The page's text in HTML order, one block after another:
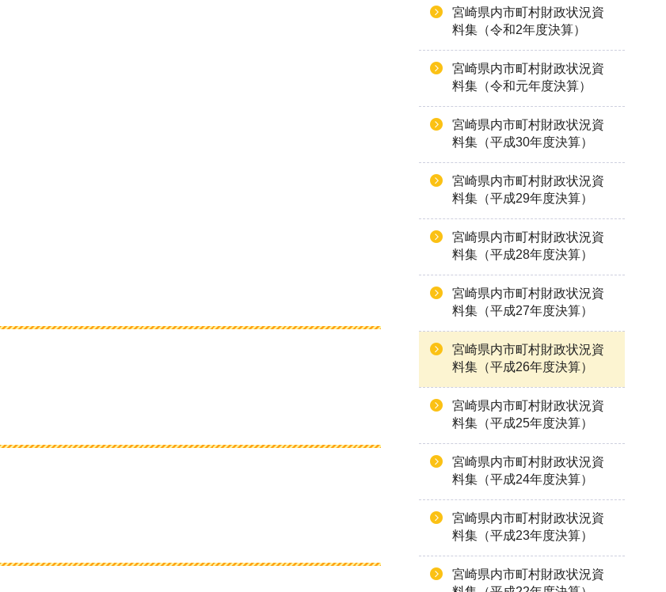
宮崎県内市町村財政状況資
料集（令和2年度決算）
宮崎県内市町村財政状況資
料集（令和元年度決算）
宮崎県内市町村財政状況資
料集（平成30年度決算）
宮崎県内市町村財政状況資
料集（平成29年度決算）
宮崎県内市町村財政状況資
料集（平成28年度決算）
宮崎県内市町村財政状況資
料集（平成27年度決算）
宮崎県内市町村財政状況資
料集（平成26年度決算）
宮崎県内市町村財政状況資
料集（平成25年度決算）
宮崎県内市町村財政状況資
料集（平成24年度決算）
宮崎県内市町村財政状況資
料集（平成23年度決算）
宮崎県内市町村財政状況資